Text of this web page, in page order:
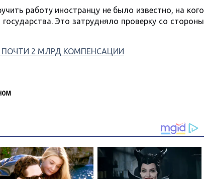
работу иностранцу не было известно, на кого
Это затрудняло проверку со стороны
2 МЛРД КОМПЕНСАЦИИ